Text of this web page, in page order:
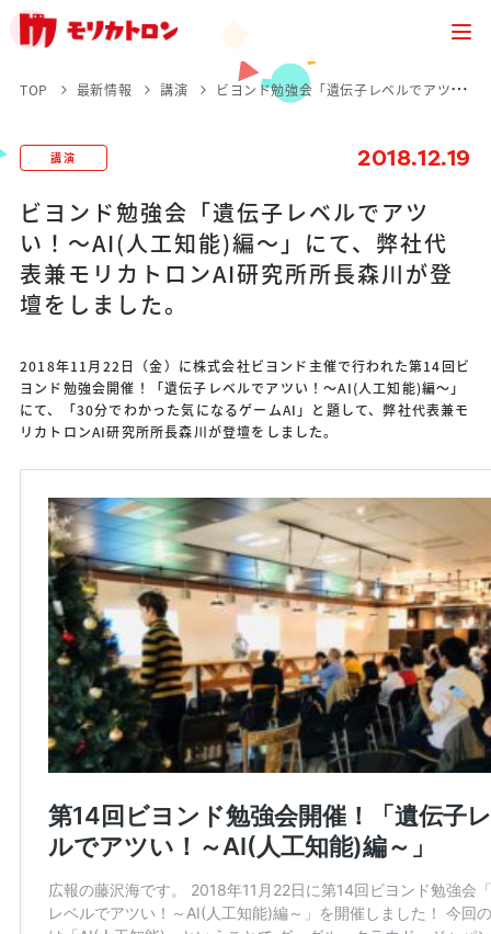
TOP 最新情報 講演 ビヨンド勉強会「遺伝子レベルでアツい！～AI(人工知能)編～」にて、弊社代表兼モリカトロンAI研究所所長森川が登壇をしました。
講演 2018.12.19
ビヨンド勉強会「遺伝子レベルでアツ
い！～AI(人工知能)編～」にて、弊社代
表兼モリカトロンAI研究所所長森川が登
壇をしました。
2018年11月22日（金）に株式会社ビヨンド主催で行われた第14回ビ
ヨンド勉強会開催！「遺伝子レベルでアツい！～AI(人工知能)編～」
にて、「30分でわかった気になるゲームAI」と題して、弊社代表兼モ
リカトロンAI研究所所長森川が登壇をしました。